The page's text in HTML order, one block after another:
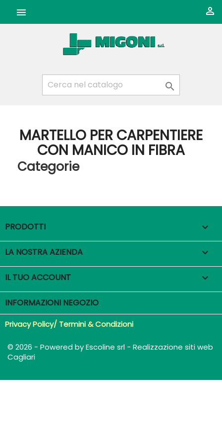
 

MARTELLO PER CARPENTIERE
CON MANICO IN FIBRA
Categorie
PRODOTTI 
LA NOSTRA AZIENDA 
IL TUO ACCOUNT 
INFORMAZIONI NEGOZIO
Privacy Policy/ Termini & Condizioni
© 2026 - Powered by Escoline srl - Realizzazione siti web
Cagliari